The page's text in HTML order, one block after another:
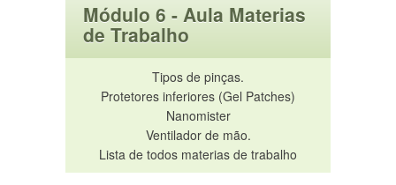
Módulo 6 - Aula Materias
de Trabalho
Tipos de pinças.
Protetores inferiores (Gel Patches)
Nanomister
Ventilador de mão.
Lista de todos materias de trabalho